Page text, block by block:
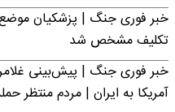
خبر فوری جنگ | پزشکیان موضع
تکلیف مشخص شد
خبر فوری جنگ | پیش‌بینی
آمریکا به ایران | مردم منتظر